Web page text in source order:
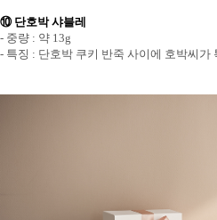
⑩ 단호박 샤블레
- 중량 : 약 13g
- 특징 : 단호박 쿠키 반죽 사이에 호박씨가